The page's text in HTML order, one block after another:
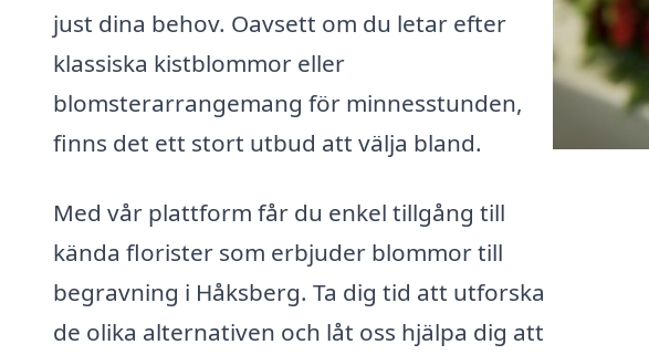
just dina behov. Oavsett om du letar efter
klassiska kistblommor eller
blomsterarrangemang för minnesstunden,
finns det ett stort utbud att välja bland.
Med vår plattform får du enkel tillgång till
kända florister som erbjuder blommor till
begravning i Håksberg. Ta dig tid att utforska
de olika alternativen och låt oss hjälpa dig att